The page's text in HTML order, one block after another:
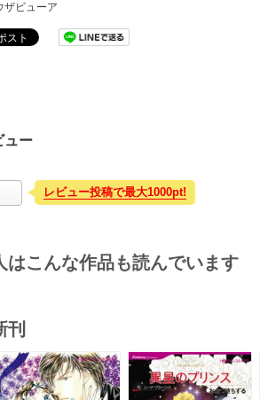
ザビューア
ュー
レビュー投稿で最大1000pt!
はこんな作品も読んでいます
刊